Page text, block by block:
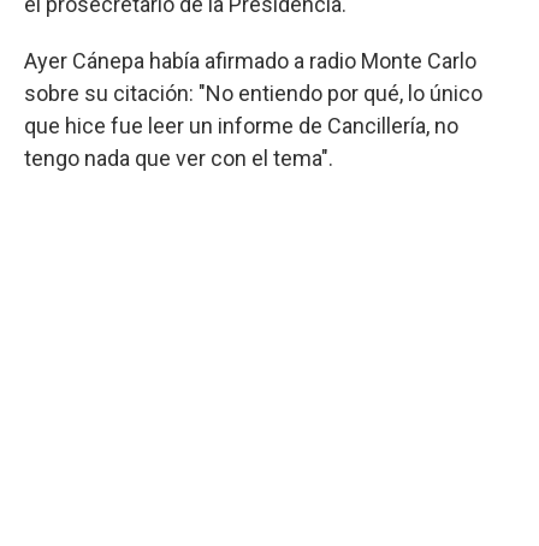
Ayer Cánepa había afirmado a radio Monte Carlo
sobre su citación: "No entiendo por qué, lo único
que hice fue leer un informe de Cancillería, no
tengo nada que ver con el tema".